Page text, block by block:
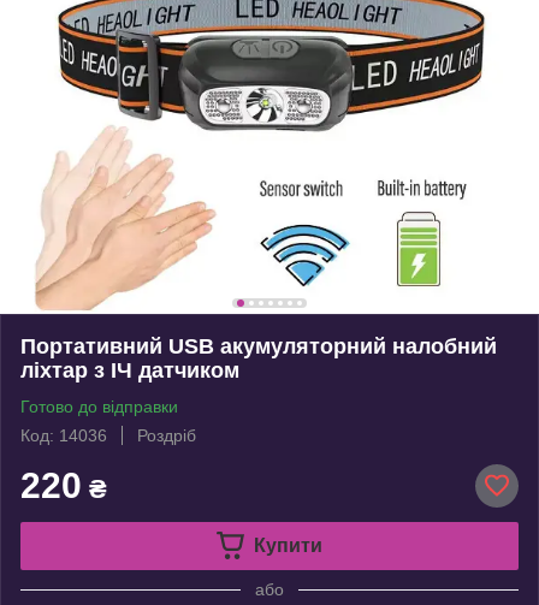
Портативний USB акумуляторний налобний
ліхтар з ІЧ датчиком
Готово до відправки
Код: 14036
Роздріб
220 ₴
Купити
або